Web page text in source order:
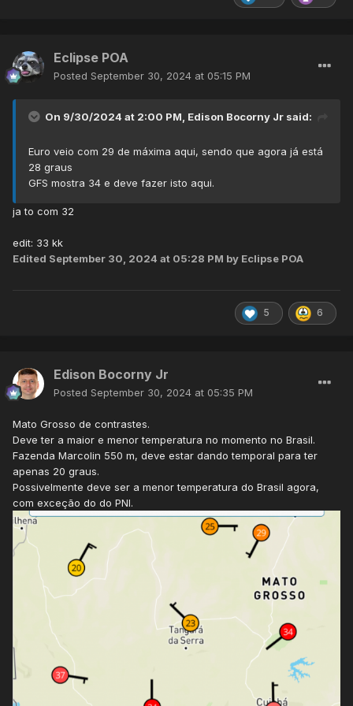
Eclipse POA
Posted September 30, 2024 at 05:15 PM
On 9/30/2024 at 2:00 PM, Edison Bocorny Jr said:
Euro veio com 29 de máxima aqui, sendo que agora já está
28 graus
GFS mostra 34 e deve fazer isto aqui.
ja to com 32
edit: 33 kk
Edited September 30, 2024 at 05:28 PM by Eclipse POA
5 6
Edison Bocorny Jr
Posted September 30, 2024 at 05:35 PM
Mato Grosso de contrastes.
Deve ter a maior e menor temperatura no momento no Brasil.
Fazenda Marcolin 550 m, deve estar dando temporal para ter
apenas 20 graus.
Possivelmente deve ser a menor temperatura do Brasil agora,
com exceção do do PNI.